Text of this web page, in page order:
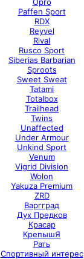
Paffen Sport
RDX
Reyvel
Rival
Rusco Sport
Siberias Barbarian
Sproots
Sweet Sweat
Tatami
Totalbox
Trailhead
Twins
Unaffected
Under Armour
Unkind Sport
Venum
Vigrid Division
Wolon
Yakuza Premium
ZRD
Варгград
Дух Предков
Красар
КрепышЯ
Рать
Спортивный интерес